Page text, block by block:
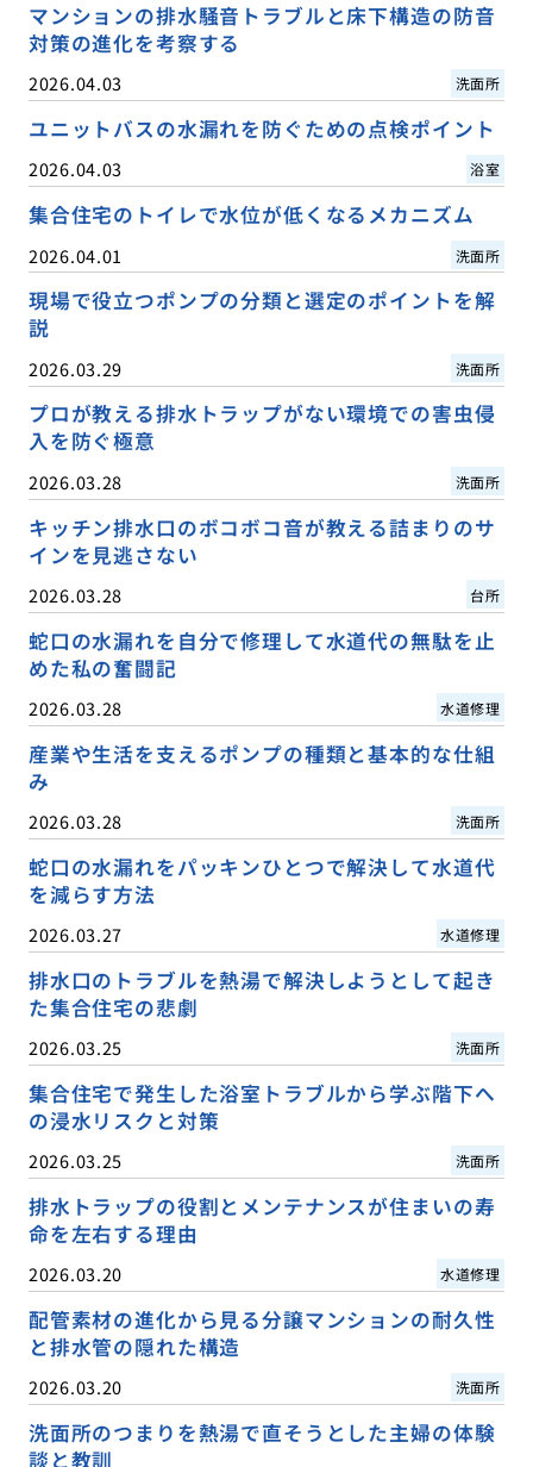
マンションの排水騒音トラブルと床下構造の防音
対策の進化を考察する
2026.04.03 洗面所
ユニットバスの水漏れを防ぐための点検ポイント
2026.04.03 浴室
集合住宅のトイレで水位が低くなるメカニズム
2026.04.01 洗面所
現場で役立つポンプの分類と選定のポイントを解
説
2026.03.29 洗面所
プロが教える排水トラップがない環境での害虫侵
入を防ぐ極意
2026.03.28 洗面所
キッチン排水口のボコボコ音が教える詰まりのサ
インを見逃さない
2026.03.28 台所
蛇口の水漏れを自分で修理して水道代の無駄を止
めた私の奮闘記
2026.03.28 水道修理
産業や生活を支えるポンプの種類と基本的な仕組
み
2026.03.28 洗面所
蛇口の水漏れをパッキンひとつで解決して水道代
を減らす方法
2026.03.27 水道修理
排水口のトラブルを熱湯で解決しようとして起き
た集合住宅の悲劇
2026.03.25 洗面所
集合住宅で発生した浴室トラブルから学ぶ階下へ
の浸水リスクと対策
2026.03.25 洗面所
排水トラップの役割とメンテナンスが住まいの寿
命を左右する理由
2026.03.20 水道修理
配管素材の進化から見る分譲マンションの耐久性
と排水管の隠れた構造
2026.03.20 洗面所
洗面所のつまりを熱湯で直そうとした主婦の体験
談と教訓